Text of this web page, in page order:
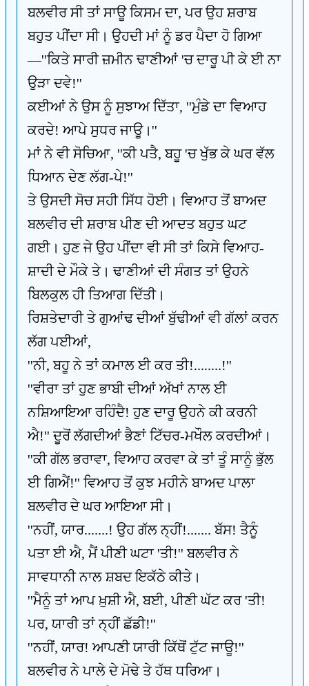
ਬਲਵੀਰ ਸੀ ਤਾਂ ਸਾਊ ਕਿਸਮ ਦਾ, ਪਰ ਉਹ ਸ਼ਰਾਬ
ਬਹੁਤ ਪੀਂਦਾ ਸੀ। ਉਹਦੀ ਮਾਂ ਨੂੰ ਡਰ ਪੈਦਾ ਹੋ ਗਿਆ
—''ਕਿਤੇ ਸਾਰੀ ਜ਼ਮੀਨ ਢਾਣੀਆਂ 'ਚ ਦਾਰੂ ਪੀ ਕੇ ਈ ਨਾ
ਉੜਾ ਦਵੇ!''
ਕਈਆਂ ਨੇ ਉਸ ਨੂੰ ਸੁਝਾਅ ਦਿੱਤਾ, ''ਮੁੰਡੇ ਦਾ ਵਿਆਹ
ਕਰਦੇ! ਆਪੇ ਸੁਧਰ ਜਾਊ।''
ਮਾਂ ਨੇ ਵੀ ਸੋਚਿਆ, ''ਕੀ ਪਤੈ, ਬਹੂ 'ਚ ਖੁੱਭ ਕੇ ਘਰ ਵੱਲ
ਧਿਆਨ ਦੇਣ ਲੱਗ-ਪੇ!''
ਤੇ ਉਸਦੀ ਸੋਚ ਸਹੀ ਸਿੱਧ ਹੋਈ। ਵਿਆਹ ਤੋਂ ਬਾਅਦ
ਬਲਵੀਰ ਦੀ ਸ਼ਰਾਬ ਪੀਣ ਦੀ ਆਦਤ ਬਹੁਤ ਘਟ
ਗਈ। ਹੁਣ ਜੇ ਉਹ ਪੀਂਦਾ ਵੀ ਸੀ ਤਾਂ ਕਿਸੇ ਵਿਆਹ-
ਸ਼ਾਦੀ ਦੇ ਮੌਕੇ ਤੇ। ਢਾਣੀਆਂ ਦੀ ਸੰਗਤ ਤਾਂ ਉਹਨੇ
ਬਿਲਕੁਲ ਹੀ ਤਿਆਗ ਦਿੱਤੀ।
ਰਿਸ਼ਤੇਦਾਰੀ ਤੇ ਗੁਆਂਢ ਦੀਆਂ ਬੁੱਢੀਆਂ ਵੀ ਗੱਲਾਂ ਕਰਨ
ਲੱਗ ਪਈਆਂ,
''ਨੀ, ਬਹੂ ਨੇ ਤਾਂ ਕਮਾਲ ਈ ਕਰ ਤੀ!........!''
''ਵੀਰਾ ਤਾਂ ਹੁਣ ਭਾਬੀ ਦੀਆਂ ਅੱਖਾਂ ਨਾਲ ਈ
ਨਸ਼ਿਆਇਆ ਰਹਿੰਦੈ! ਹੁਣ ਦਾਰੂ ਉਹਨੇ ਕੀ ਕਰਨੀ
ਐ!'' ਦੂਰੋਂ ਲੱਗਦੀਆਂ ਭੈਣਾਂ ਟਿੱਚਰ-ਮਖੌਲ ਕਰਦੀਆਂ।
''ਕੀ ਗੱਲ ਭਰਾਵਾ, ਵਿਆਹ ਕਰਵਾ ਕੇ ਤਾਂ ਤੂੰ ਸਾਨੂੰ ਭੁੱਲ
ਈ ਗਿਐਂ!'' ਵਿਆਹ ਤੋਂ ਕੁਝ ਮਹੀਨੇ ਬਾਅਦ ਪਾਲਾ
ਬਲਵੀਰ ਦੇ ਘਰ ਆਇਆ ਸੀ।
''ਨਹੀਂ, ਯਾਰ.......! ਉਹ ਗੱਲ ਨ੍ਹੀਂ!....... ਬੱਸ! ਤੈਨੂੰ
ਪਤਾ ਈ ਐ, ਮੈਂ ਪੀਣੀ ਘਟਾ 'ਤੀ!'' ਬਲਵੀਰ ਨੇ
ਸਾਵਧਾਨੀ ਨਾਲ ਸ਼ਬਦ ਇਕੱਠੇ ਕੀਤੇ।
''ਮੈਨੂੰ ਤਾਂ ਆਪ ਖ਼ੁਸ਼ੀ ਐ, ਬਈ, ਪੀਣੀ ਘੱਟ ਕਰ 'ਤੀ!
ਪਰ, ਯਾਰੀ ਤਾਂ ਨ੍ਹੀਂ ਛੱਡੀ!''
''ਨਹੀਂ, ਯਾਰ! ਆਪਣੀ ਯਾਰੀ ਕਿੱਥੋਂ ਟੁੱਟ ਜਾਊ!''
ਬਲਵੀਰ ਨੇ ਪਾਲੇ ਦੇ ਮੋਢੇ ਤੇ ਹੱਥ ਧਰਿਆ।